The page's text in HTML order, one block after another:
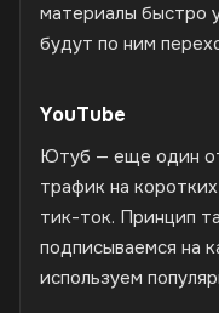
материалы быстро
будут по ним
YouTube
Ютуб — еще один
трафик на
тик-ток. Принцип
подписываемся на
используем